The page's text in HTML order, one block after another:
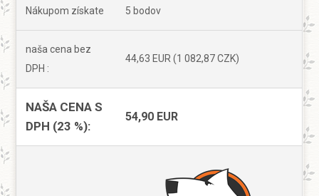
Nákupom získate 5 bodov
naša cena bez
DPH :
44,63 EUR (1 082,87 CZK)
NAŠA CENA S
DPH (23 %):
54,90 EUR